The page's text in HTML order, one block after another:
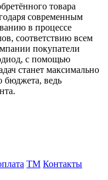
товара
современным
в процессе
соответствию всем
покупатели
с помощью
станет максимально
бюджета, ведь
TM Контакты